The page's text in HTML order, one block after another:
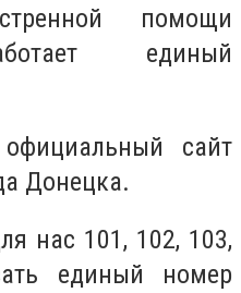
помощи
единый
сайт
Донецка.
нас 101, 102, 103,
единый номер